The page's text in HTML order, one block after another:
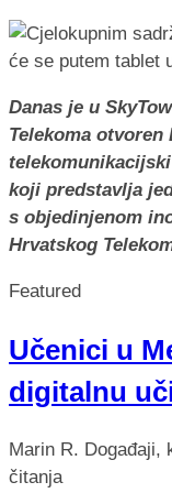
Danas je u
Telekoma
koji predstavlja
s objedinjenom
Hrvatskog
Featured
Učenici u
digitalnu
Marin R. Događaji,
čitanja